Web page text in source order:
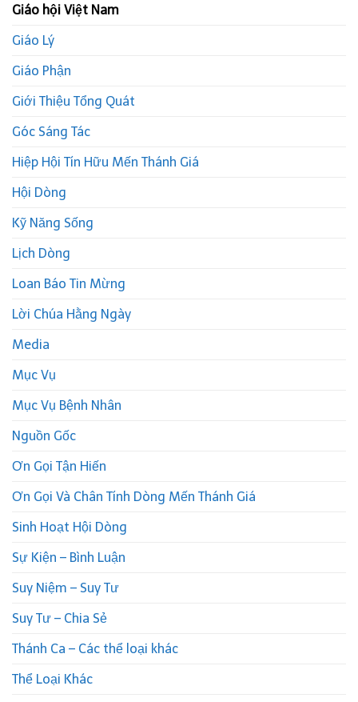
Giáo hội Việt Nam
Giáo Lý
Giáo Phận
Giới Thiệu Tổng Quát
Góc Sáng Tác
Hiệp Hội Tín Hữu Mến Thánh Giá
Hội Dòng
Kỹ Năng Sống
Lịch Dòng
Loan Báo Tin Mừng
Lời Chúa Hằng Ngày
Media
Mục Vụ
Mục Vụ Bệnh Nhân
Nguồn Gốc
Ơn Gọi Tận Hiến
Ơn Gọi Và Chân Tính Dòng Mến Thánh Giá
Sinh Hoạt Hội Dòng
Sự Kiện – Bình Luận
Suy Niệm – Suy Tư
Suy Tư – Chia Sẻ
Thánh Ca – Các thể loại khác
Thể Loại Khác